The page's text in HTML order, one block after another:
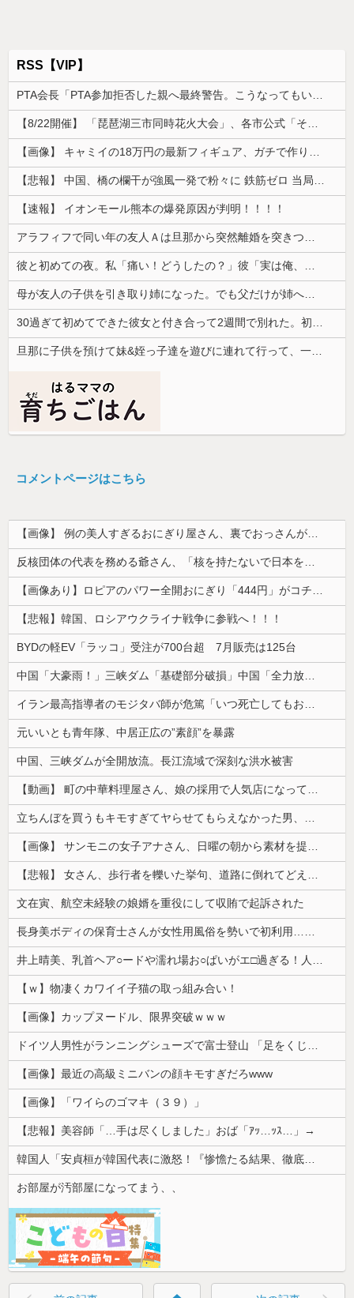
RSS【VIP】
【速報】 イオンモール熊本の爆発原因が判明！！！！
コメントページはこちら
【画像】 例の美人すぎるおにぎり屋さん、裏でおっさんが握っていたｗｗｗｗｗｗｗｗｗｗｗｗｗｗｗｗｗ
反核団体の代表を務める爺さん、「核を持たないで日本を守れますか」と中学生に詰問された結果……
【画像あり】ロピアのパワー全開おにぎり「444円」がコチラｗｗｗｗｗ
【悲報】韓国、ロシアウクライナ戦争に参戦へ！！！
BYDの軽EV「ラッコ」受注が700台超 7月販売は125台
中国「大豪雨！」三峡ダム「基礎部分破損」中国「全力放流！」台風13号「中国上陸予測」台風15号「中国接近（画像」中国「台風同時上陸！（穀物生産が...
イラン最高指導者のモジタバ師が危篤「いつ死亡してもおかしくない」…イラン大統領「意思疎通はかなり難しい」！
元いいとも青年隊、中居正広の”素顔”を暴露
中国、三峡ダムが全開放流。長江流域で深刻な洪水被害
【動画】 町の中華料理屋さん、娘の採用で人気店になってしまう
立ちんぼを買うもキモすぎてヤらせてもらえなかった男、代わりの足コキでまさかの大量身寸米青ｗｗｗ
【画像】 サンモニの女子アナさん、日曜の朝から素材を提供してしまう
【悲報】 女さん、歩行者を轢いた挙句、道路に倒れてどえらいことになってしまうw w w w w w w
文在寅、航空未経験の娘婿を重役にして収賄で起訴された
長身美ボディの保育士さんが女性用風俗を勢いで初利用…子供に絶対見せられないメスの顔でイキまくり。
井上晴美、乳首ヘア○ードや濡れ場お○ぱいがエ□過ぎる！人生最後のラスト写真集、最高！！
【ｗ】物凄くカワイイ子猫の取っ組み合い！
【画像】カップヌードル、限界突破ｗｗｗ
ドイツ人男性がランニングシューズで富士登山 「足をくじいて動けない」
【画像】最近の高級ミニバンの顔キモすぎだろwww
【画像】「ワイらのゴマキ（３９）」
【悲報】美容師「…手は尽くしました」おば「ｱｯ…ｯｽ…」→
韓国人「安貞桓が韓国代表に激怒！『惨憺たる結果、徹底的な刷新が必要だ』と監督や協会を痛烈批判」
お部屋が汚部屋になってまう、、